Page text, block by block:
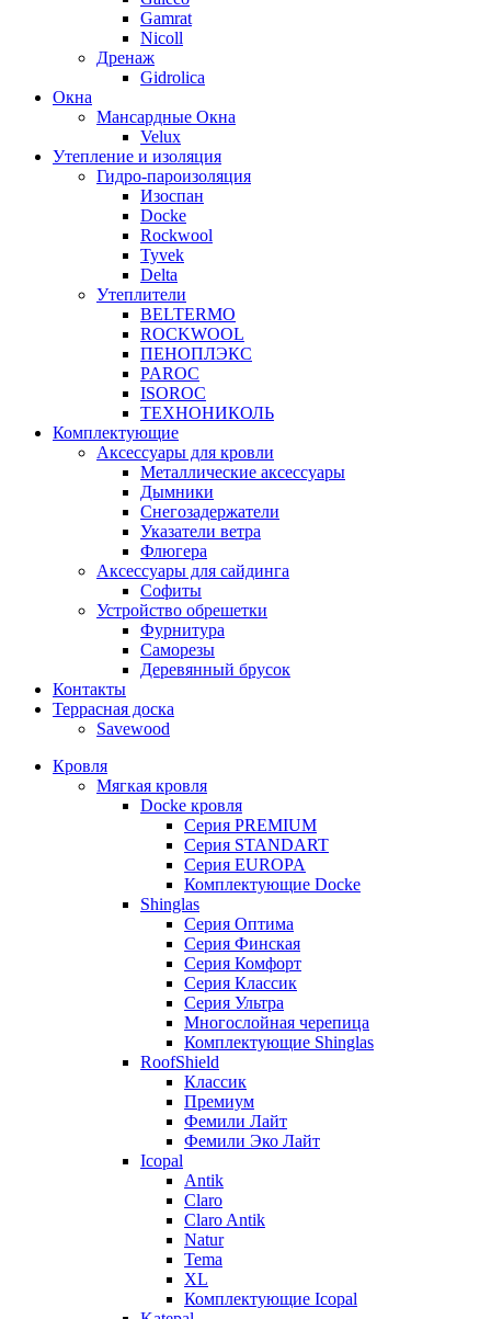
Gamrat
Nicoll
Дренаж
Gidrolica
Окна
Мансардные Окна
Velux
Утепление и изоляция
Гидро-пароизоляция
Изоспан
Docke
Rockwool
Tyvek
Delta
Утеплители
BELTERMO
ROCKWOOL
ПЕНОПЛЭКС
PAROC
ISOROC
ТЕХНОНИКОЛЬ
Комплектующие
Аксессуары для кровли
Металлические аксессуары
Дымники
Снегозадержатели
Указатели ветра
Флюгера
Аксессуары для сайдинга
Софиты
Устройство обрешетки
Фурнитура
Саморезы
Деревянный брусок
Контакты
Террасная доска
Savewood
Кровля
Мягкая кровля
Docke кровля
Серия PREMIUM
Серия STANDART
Серия EUROPA
Комплектующие Docke
Shinglas
Серия Оптима
Серия Финская
Серия Комфорт
Серия Классик
Серия Ультра
Многослойная черепица
Комплектующие Shinglas
RoofShield
Классик
Премиум
Фемили Лайт
Фемили Эко Лайт
Icopal
Antik
Claro
Claro Antik
Natur
Tema
XL
Комплектующие Icopal